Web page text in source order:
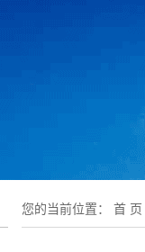
您的当前位置： 首 页